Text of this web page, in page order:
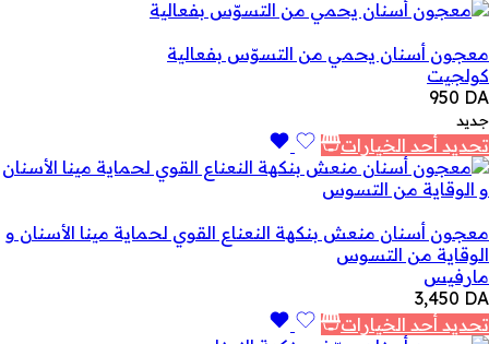
معجون أسنان يحمي من التسوّس بفعالية
كولجيت
950 DA
جديد
تحديد أحد الخيارات
معجون أسنان منعش بنكهة النعناع القوي لحماية مينا الأسنان و
الوقاية من التسوس
مارفيس
3,450 DA
تحديد أحد الخيارات